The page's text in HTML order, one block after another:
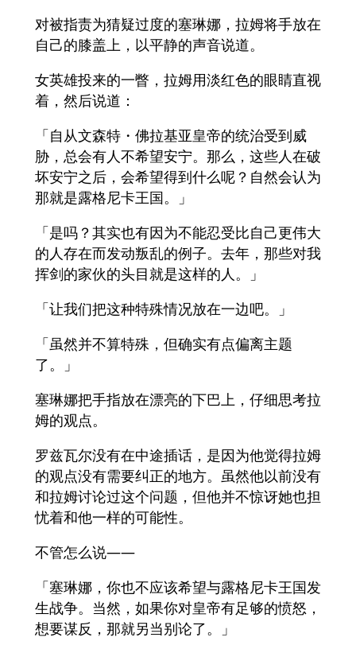
对被指责为猜疑过度的塞琳娜，拉姆将手放在
自己的膝盖上，以平静的声音说道。
女英雄投来的一瞥，拉姆用淡红色的眼睛直视
着，然后说道：
「自从文森特・佛拉基亚皇帝的统治受到威
胁，总会有人不希望安宁。那么，这些人在破
坏安宁之后，会希望得到什么呢？自然会认为
那就是露格尼卡王国。」
「是吗？其实也有因为不能忍受比自己更伟大
的人存在而发动叛乱的例子。去年，那些对我
挥剑的家伙的头目就是这样的人。」
「让我们把这种特殊情况放在一边吧。」
「虽然并不算特殊，但确实有点偏离主题
了。」
塞琳娜把手指放在漂亮的下巴上，仔细思考拉
姆的观点。
罗兹瓦尔没有在中途插话，是因为他觉得拉姆
的观点没有需要纠正的地方。虽然他以前没有
和拉姆讨论过这个问题，但他并不惊讶她也担
忧着和他一样的可能性。
不管怎么说——
「塞琳娜，你也不应该希望与露格尼卡王国发
生战争。当然，如果你对皇帝有足够的愤怒，
想要谋反，那就另当别论了。」